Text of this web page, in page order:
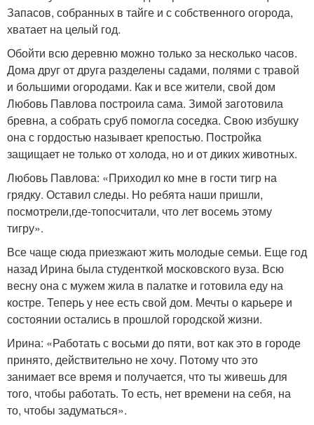
Запасов, собранных в тайге и с собственного огорода,
хватает на целый год.
Обойти всю деревню можно только за несколько часов.
Дома друг от друга разделены садами, полями с травой
и большими огородами. Как и все жители, свой дом
Любовь Павлова построила сама. Зимой заготовила
бревна, а собрать сруб помогла соседка. Свою избушку
она с гордостью называет крепостью. Постройка
защищает не только от холода, но и от диких животных.
Любовь Павлова: «Приходил ко мне в гости тигр на
грядку. Оставил следы. Но ребята наши пришли,
посмотрели,где-топосчитали, что лет восемь этому
тигру».
Все чаще сюда приезжают жить молодые семьи. Еще год
назад Ирина была студенткой московского вуза. Всю
весну она с мужем жила в палатке и готовила еду на
костре. Теперь у нее есть свой дом. Мечты о карьере и
состоянии остались в прошлой городской жизни.
Ирина: «Работать с восьми до пяти, вот как это в городе
принято, действительно не хочу. Потому что это
занимает все время и получается, что ты живешь для
того, чтобы работать. То есть, нет времени на себя, на
то, чтобы задуматься».